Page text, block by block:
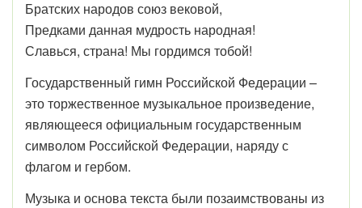
Братских народов союз вековой,
Предками данная мудрость народная!
Славься, страна! Мы гордимся тобой!
Государственный гимн Российской Федерации –
это торжественное музыкальное произведение,
являющееся официальным государственным
символом Российской Федерации, наряду с
флагом и гербом.
Музыка и основа текста были позаимствованы из